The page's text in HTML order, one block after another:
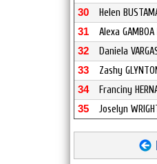
30 Helen
31 Alexa
32 Daniela
33 Zashy
34 Franciny
35 Joselyn